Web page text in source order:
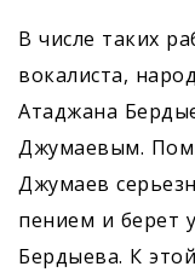
В числе таких
вокалиста,
Атаджана
Джумаевым.
Джумаев
пением и берет
Бердыева. К